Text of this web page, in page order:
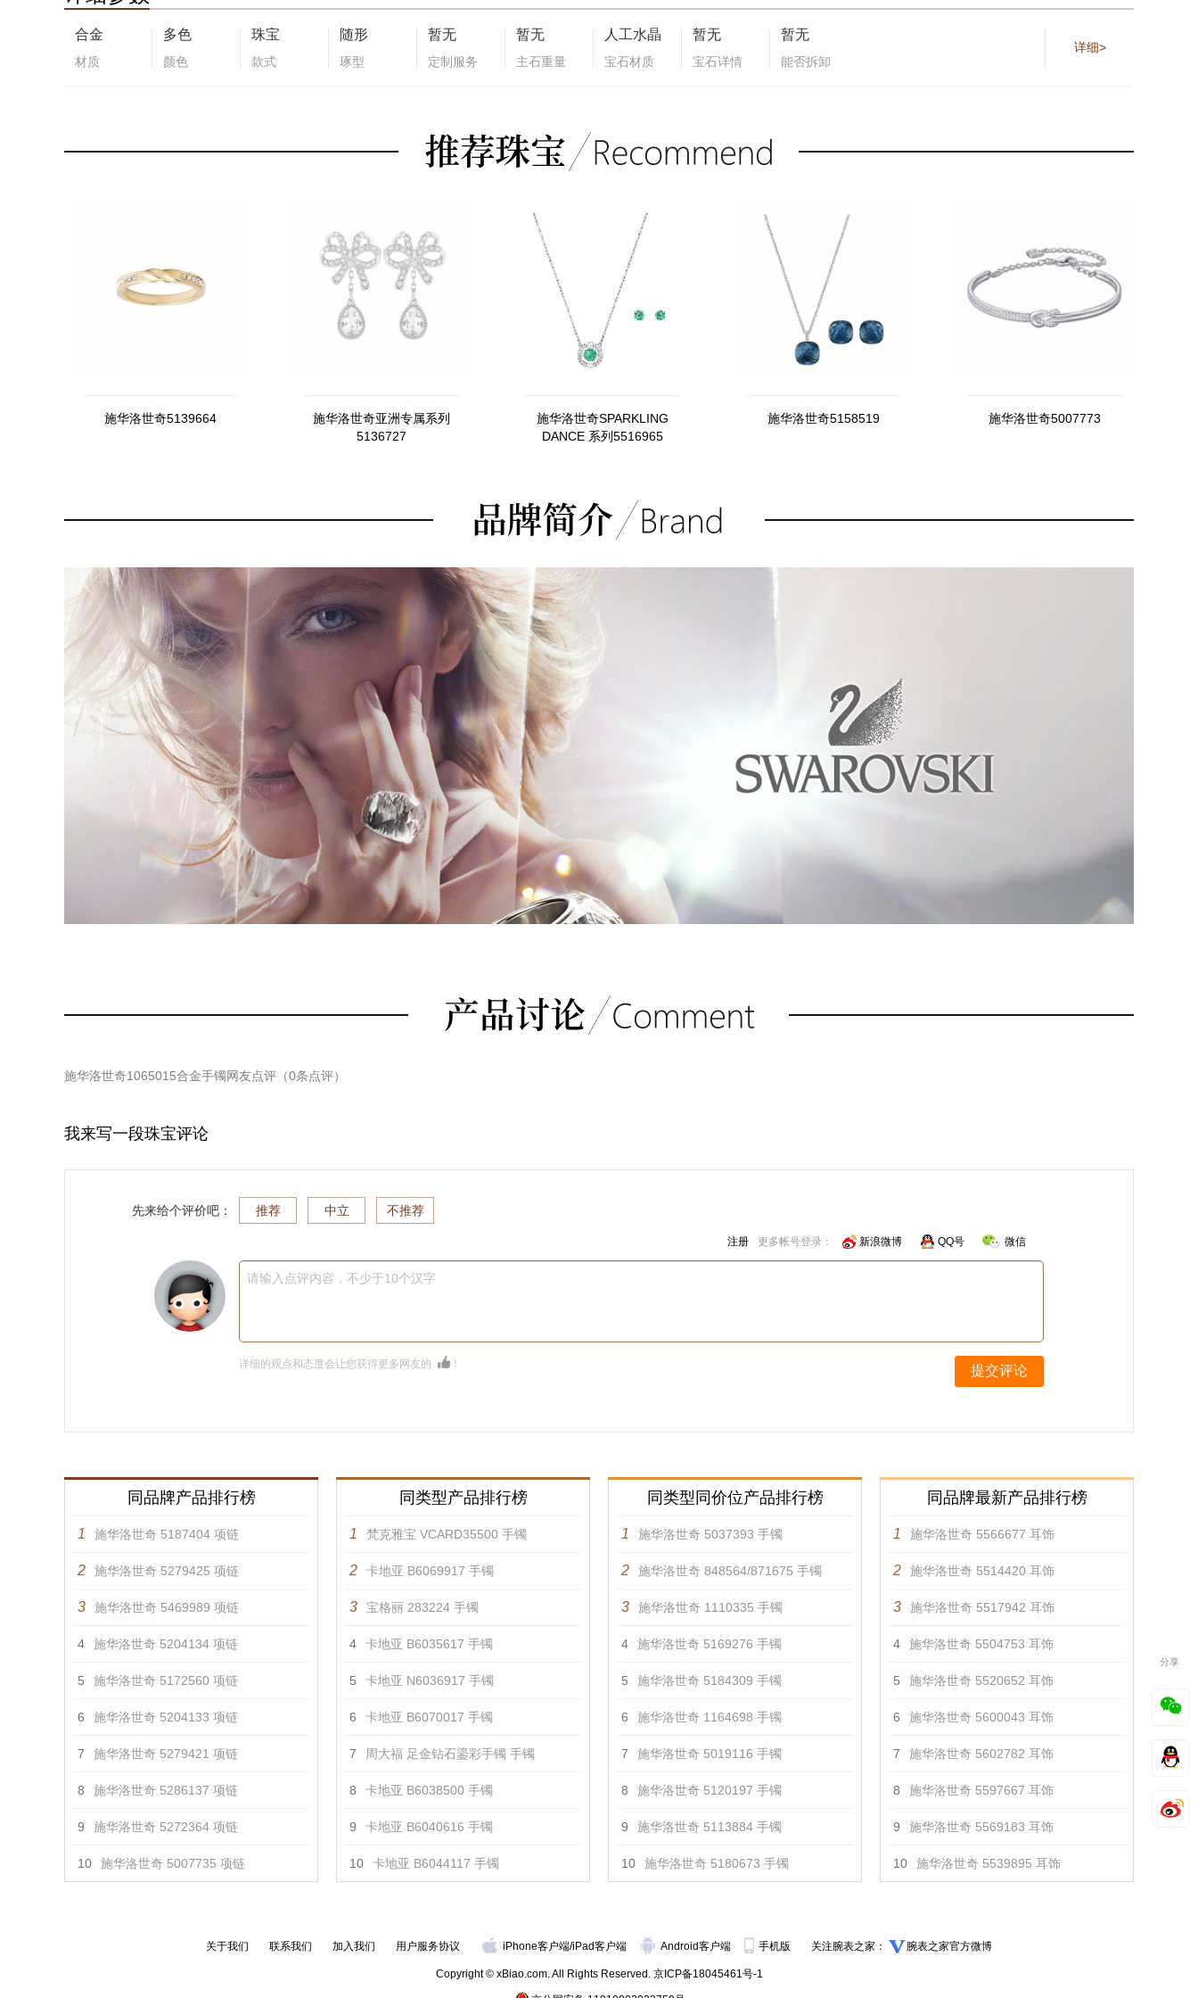
合金
材质
多色
颜色
珠宝
款式
随形
琢型
暂无
定制服务
暂无
主石重量
人工水晶
宝石材质
暂无
宝石详情
暂无
能否拆卸
详细>
施华洛世奇5139664
施华洛世奇亚洲专属系列
5136727
施华洛世奇SPARKLING
DANCE 系列5516965
施华洛世奇5158519 施华洛世奇5007773
施华洛世奇1065015合金手镯网友点评（0条点评）
我来写一段珠宝评论
先来给个评价吧： 推荐 中立 不推荐
注册 更多帐号登录： 新浪微博 QQ号 微信
请输入点评内容，不少于10个汉字
详细的观点和态度会让您获得更多网友的 ！ 提交评论
同品牌产品排行榜
1 施华洛世奇 5187404 项链
2 施华洛世奇 5279425 项链
3 施华洛世奇 5469989 项链
4 施华洛世奇 5204134 项链
5 施华洛世奇 5172560 项链
6 施华洛世奇 5204133 项链
7 施华洛世奇 5279421 项链
8 施华洛世奇 5286137 项链
9 施华洛世奇 5272364 项链
10 施华洛世奇 5007735 项链
同类型产品排行榜
1 梵克雅宝 VCARD35500 手镯
2 卡地亚 B6069917 手镯
3 宝格丽 283224 手镯
4 卡地亚 B6035617 手镯
5 卡地亚 N6036917 手镯
6 卡地亚 B6070017 手镯
7 周大福 足金钻石鎏彩手镯 手镯
8 卡地亚 B6038500 手镯
9 卡地亚 B6040616 手镯
10 卡地亚 B6044117 手镯
同类型同价位产品排行榜
1 施华洛世奇 5037393 手镯
2 施华洛世奇 848564/871675 手镯
3 施华洛世奇 1110335 手镯
4 施华洛世奇 5169276 手镯
5 施华洛世奇 5184309 手镯
6 施华洛世奇 1164698 手镯
7 施华洛世奇 5019116 手镯
8 施华洛世奇 5120197 手镯
9 施华洛世奇 5113884 手镯
10 施华洛世奇 5180673 手镯
同品牌最新产品排行榜
1 施华洛世奇 5566677 耳饰
2 施华洛世奇 5514420 耳饰
3 施华洛世奇 5517942 耳饰
4 施华洛世奇 5504753 耳饰
5 施华洛世奇 5520652 耳饰
6 施华洛世奇 5600043 耳饰
7 施华洛世奇 5602782 耳饰
8 施华洛世奇 5597667 耳饰
9 施华洛世奇 5569183 耳饰
10 施华洛世奇 5539895 耳饰
关于我们 联系我们 加入我们 用户服务协议 iPhone客户端/iPad客户端 Android客户端 手机版 关注腕表之家： 腕表之家官方微博
Copyright © xBiao.com. All Rights Reserved. 京ICP备18045461号-1
分享